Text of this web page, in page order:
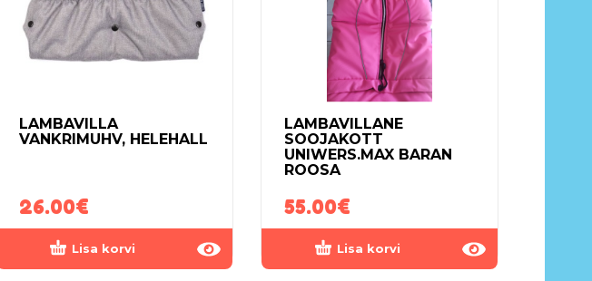
LAMBAVILLA
VANKRIMUHV, HELEHALL
26.00€
Lisa korvi
LAMBAVILLANE
SOOJAKOTT
UNIWERS.MAX BARAN
ROOSA
55.00€
Lisa korvi